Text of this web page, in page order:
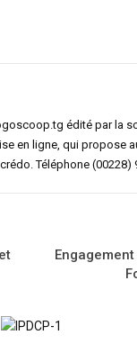
édité par la
en ligne, qui propose
Téléphone (00228)